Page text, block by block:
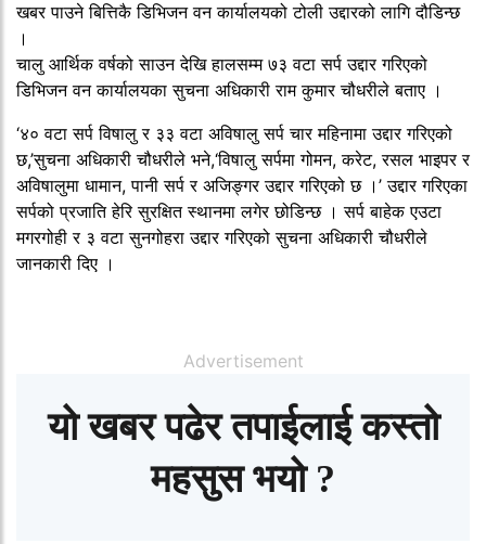
खबर पाउने बित्तिकै डिभिजन वन कार्यालयको टोली उद्दारको लागि दौडिन्छ
।
चालु आर्थिक वर्षको साउन देखि हालसम्म ७३ वटा सर्प उद्दार गरिएको
डिभिजन वन कार्यालयका सुचना अधिकारी राम कुमार चौधरीले बताए ।
‘४० वटा सर्प विषालु र ३३ वटा अविषालु सर्प चार महिनामा उद्दार गरिएको
छ,’सुचना अधिकारी चौधरीले भने,‘विषालु सर्पमा गोमन, करेट, रसल भाइपर र
अविषालुमा धामान, पानी सर्प र अजिङ्गर उद्दार गरिएको छ ।’ उद्दार गरिएका
सर्पको प्रजाति हेरि सुरक्षित स्थानमा लगेर छोडिन्छ । सर्प बाहेक एउटा
मगरगोही र ३ वटा सुनगोहरा उद्दार गरिएको सुचना अधिकारी चौधरीले
जानकारी दिए ।
Advertisement
यो खबर पढेर तपाईलाई कस्तो
महसुस भयो ?